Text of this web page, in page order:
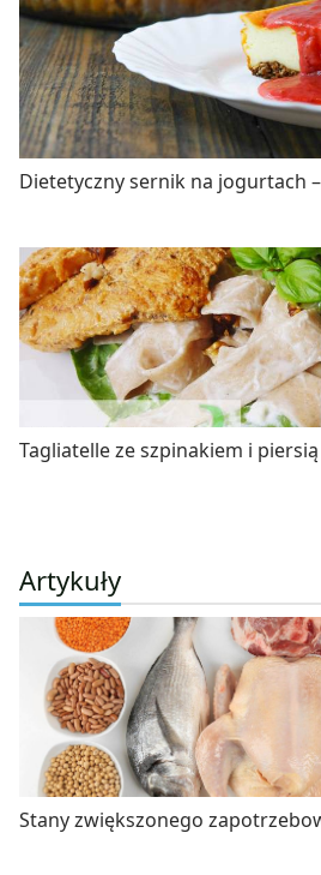
Dietetyczny sernik na jogurtach
Tagliatelle ze szpinakiem i
Artykuły
Stany zwiększonego